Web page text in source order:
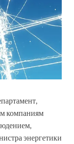
компаниям
энергетики